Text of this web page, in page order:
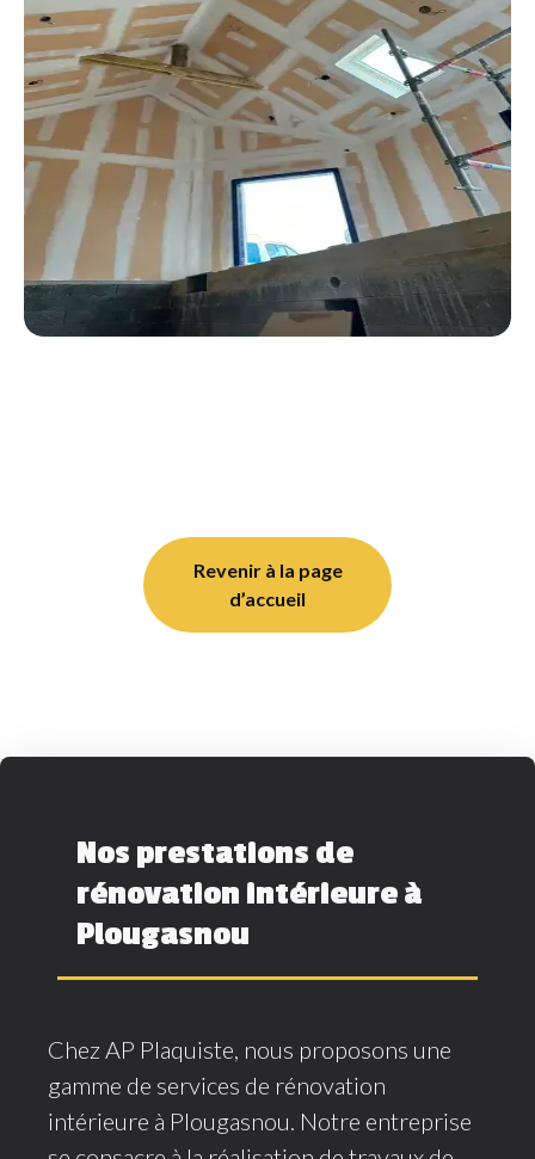
Revenir à la page
d’accueil
Nos prestations de
rénovation intérieure à
Plougasnou
Chez AP Plaquiste, nous proposons une
gamme de services de rénovation
intérieure à Plougasnou. Notre entreprise